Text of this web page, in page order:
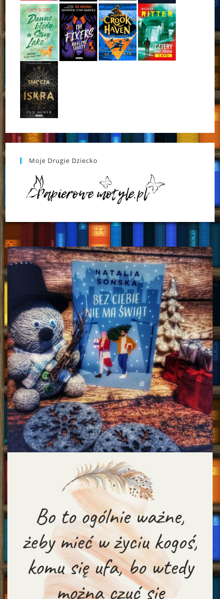
Moje Drugie Dziecko